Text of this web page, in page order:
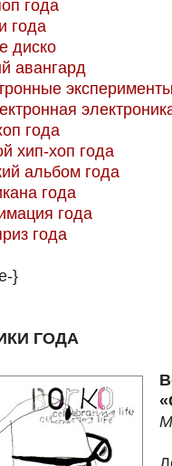
года
года
диско
авангард
года
хип-хоп года
альбом года
года
года
года
}
ГОДА